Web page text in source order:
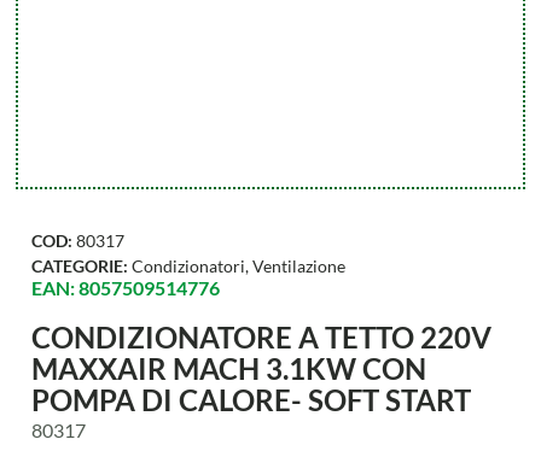
COD:80317
CATEGORIE: Condizionatori,Ventilazione
EAN: 8057509514776
CONDIZIONATORE A TETTO 220V
MAXXAIR MACH 3.1KW CON
POMPA DI CALORE- SOFT START
80317